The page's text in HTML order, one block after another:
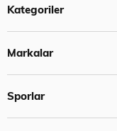
Kategoriler
Markalar
Sporlar